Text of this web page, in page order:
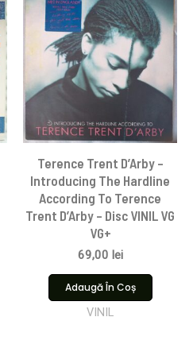
Terence Trent D’Arby –
Introducing The Hardline
According To Terence
Trent D’Arby – Disc VINIL VG
VG+
69,00 lei
Adaugă În Coș
VINIL